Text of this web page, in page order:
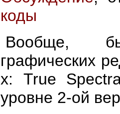
коды
Вообще,
графических
х: True
уровне 2-ой